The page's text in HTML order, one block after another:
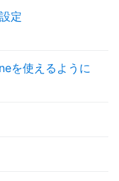
定
を使えるように